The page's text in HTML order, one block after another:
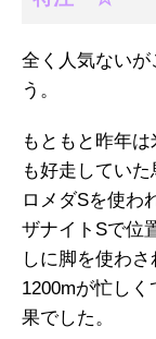
全く人気ない
う。
もともと昨年
も好走してい
ロメダSを使わ
ザナイトSで位
しに脚を使わ
1200mが忙し
果でした。